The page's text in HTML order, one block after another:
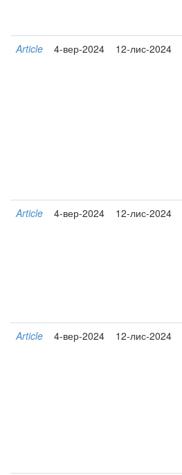
Article 4-вер-2024 12-лис-2024
Article 4-вер-2024 12-лис-2024
Article 4-вер-2024 12-лис-2024